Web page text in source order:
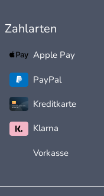
Zahlarten
Apple Pay
PayPal
Kreditkarte
Klarna
Vorkasse